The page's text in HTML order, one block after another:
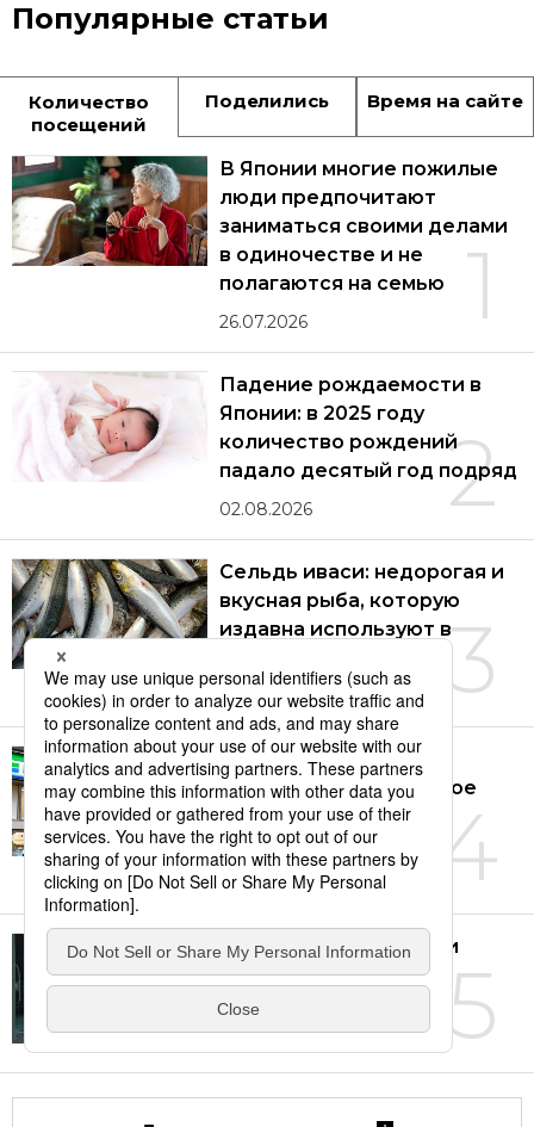
Популярные статьи
Количество
посещений
Поделились Время на сайте
1
В Японии многие пожилые
люди предпочитают
заниматься своими делами
в одиночестве и не
полагаются на семью
26.07.2026
2
Падение рождаемости в
Японии: в 2025 году
количество рождений
падало десятый год подряд
02.08.2026
3
Сельдь иваси: недорогая и
вкусная рыба, которую
издавна используют в
14.07.2026
4
Туалеты в японских
комбини: общественное
благо или обуза для
бизнеса?
04.08.2026
5
В Японии многие люди
старше 60 лет хотят
продолжать работать